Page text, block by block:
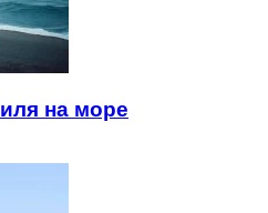
на море